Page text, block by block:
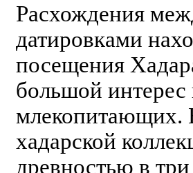
Расхождения
датировками
посещения
большой
млекопитающих.
хадарской
древностью в